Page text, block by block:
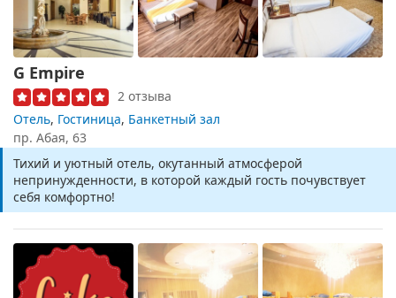
G Empire
2 отзыва
Отель, Гостиница, Банкетный зал
пр. Абая, 63
Тихий и уютный отель, окутанный атмосферой
непринужденности, в которой каждый гость почувствует
себя комфортно!